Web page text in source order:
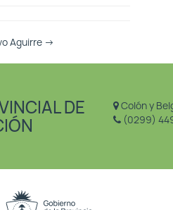
Aguirre →
DE
Colón y
(0299)